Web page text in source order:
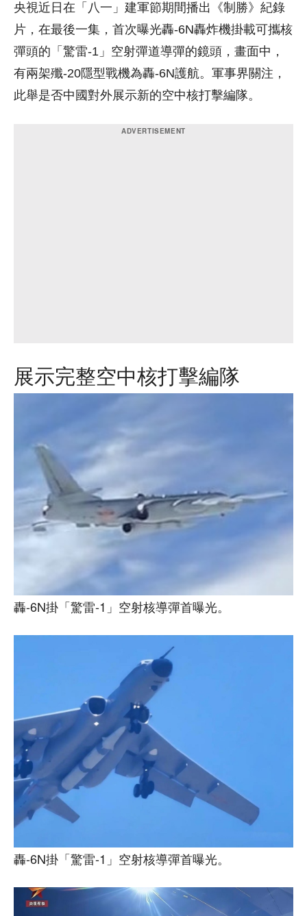
央視近日在「八一」建軍節期間播出《制勝》紀錄
片，在最後一集，首次曝光轟-6N轟炸機掛載可攜核
彈頭的「驚雷-1」空射彈道導彈的鏡頭，畫面中，
有兩架殲-20隱型戰機為轟-6N護航。軍事界關注，
此舉是否中國對外展示新的空中核打擊編隊。
展示完整空中核打擊編隊
轟-6N掛「驚雷-1」空射核導彈首曝光。
轟-6N掛「驚雷-1」空射核導彈首曝光。